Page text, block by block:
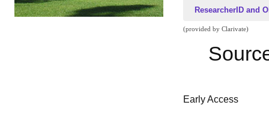
ResearcherID and
(provided by Clarivate)
Early Access